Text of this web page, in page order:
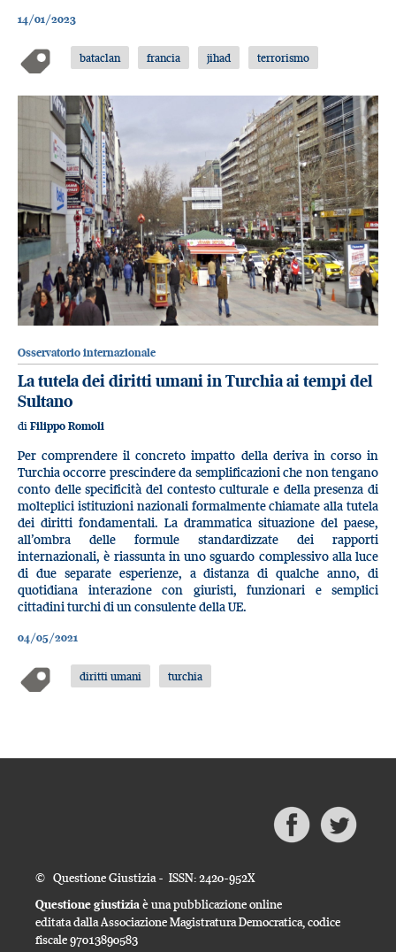
14/01/2023
bataclan francia jihad terrorismo
Osservatorio internazionale
La tutela dei diritti umani in Turchia ai tempi del
Sultano
di Filippo Romoli
Per comprendere il concreto impatto della deriva in corso in
Turchia occorre prescindere da semplificazioni che non tengano
conto delle specificità del contesto culturale e della presenza di
molteplici istituzioni nazionali formalmente chiamate alla tutela
dei diritti fondamentali. La drammatica situazione del paese,
all’ombra delle formule standardizzate dei rapporti
internazionali, è riassunta in uno sguardo complessivo alla luce
di due separate esperienze, a distanza di qualche anno, di
quotidiana interazione con giuristi, funzionari e semplici
cittadini turchi di un consulente della UE.
04/05/2021
diritti umani turchia
© Questione Giustizia - ISSN: 2420-952X
Questione giustiziaè una pubblicazione online
editata dalla Associazione Magistratura Democratica, codice
fiscale 97013890583